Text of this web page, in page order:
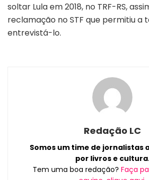
soltar Lula em 2018, no TRF-RS,
reclamação no STF que permitiu a
entrevistá-lo.
Redação LC
Somos um time de jornalistas
por livros e
Tem uma boa redação? Faça